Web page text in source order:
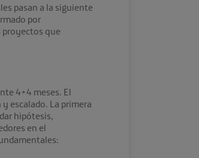
pasan a la siguiente
por
proyectos que
4+4 meses. El
escalado. La primera
hipótesis,
en el